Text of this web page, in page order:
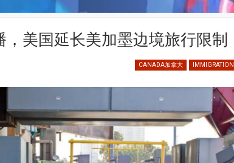
美国延长美加墨边境旅行限制
CANADA加拿大